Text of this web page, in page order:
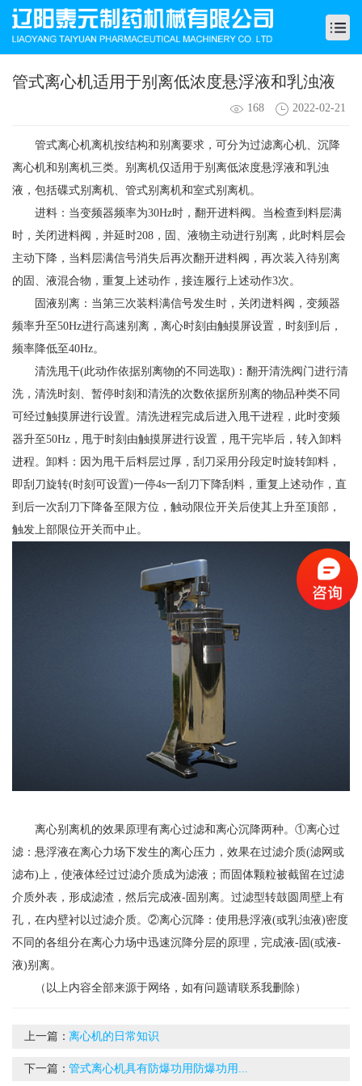
管式离心机适用于别离低浓度悬浮液和乳浊液
168 2022-02-21
管式离心机离机按结构和别离要求，可分为过滤离心机、沉降
离心机和别离机三类。别离机仅适用于别离低浓度悬浮液和乳浊
液，包括碟式别离机、管式别离机和室式别离机。
进料：当变频器频率为30Hz时，翻开进料阀。当检查到料层满
时，关闭进料阀，并延时208，固、液物主动进行别离，此时料层会
主动下降，当料层满信号消失后再次翻开进料阀，再次装入待别离
的固、液混合物，重复上述动作，接连履行上述动作3次。
固液别离：当第三次装料满信号发生时，关闭迸料阀，变频器
频率升至50Hz进行高速别离，离心时刻由触摸屏设置，时刻到后，
频率降低至40Hz。
清洗甩干(此动作依据别离物的不同选取)：翻开清洗阀门进行清
洗，清洗时刻、暂停时刻和清洗的次数依据所别离的物品种类不同
可经过触摸屏进行设置。清洗进程完成后进入甩干进程，此时变频
器升至50Hz，甩于时刻由触摸屏进行设置，甩干完毕后，转入卸料
进程。卸料：因为甩干后料层过厚，刮刀采用分段定时旋转卸料，
即刮刀旋转(时刻可设置)一停4s一刮刀下降刮料，重复上述动作，直
到后一次刮刀下降备至限方位，触动限位开关后使其上升至顶部，
触发上部限位开关而中止。
离心别离机的效果原理有离心过滤和离心沉降两种。①离心过
滤：悬浮液在离心力场下发生的离心压力，效果在过滤介质(滤网或
滤布)上，使液体经过过滤介质成为滤液；而固体颗粒被截留在过滤
介质外表，形成滤渣，然后完成液-固别离。过滤型转鼓圆周壁上有
孔，在内壁衬以过滤介质。②离心沉降：使用悬浮液(或乳浊液)密度
不同的各组分在离心力场中迅速沉降分层的原理，完成液-固(或液-
液)别离。
（以上内容全部来源于网络，如有问题请联系我删除）
上一篇：离心机的日常知识
下一篇：管式离心机具有防爆功用防爆功用...